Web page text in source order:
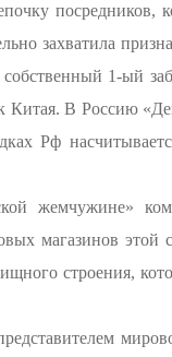
захватила
1-ый
В Россию
Рф
жемчужине»
магазинов
строения,